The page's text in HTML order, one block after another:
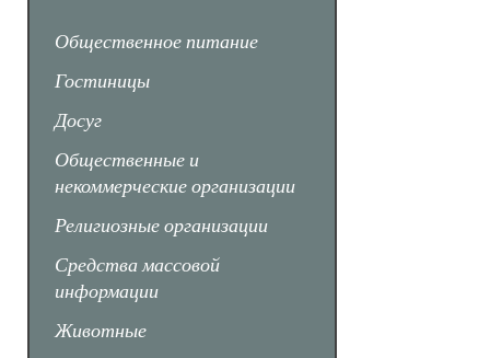
Общественное питание
Гостиницы
Досуг
Общественные и
некоммерческие организации
Религиозные организации
Средства массовой
информации
Животные